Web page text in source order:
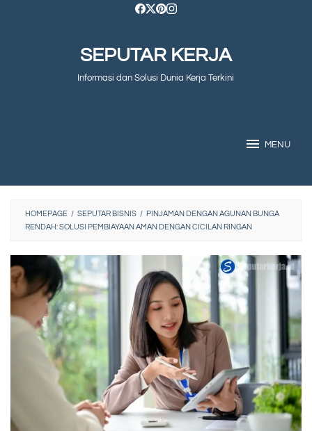
SEPUTAR KERJA
Informasi dan Solusi Dunia Kerja Terkini
MENU
HOMEPAGE / SEPUTAR BISNIS / PINJAMAN DENGAN AGUNAN BUNGA
RENDAH: SOLUSI PEMBIAYAAN AMAN DENGAN CICILAN RINGAN